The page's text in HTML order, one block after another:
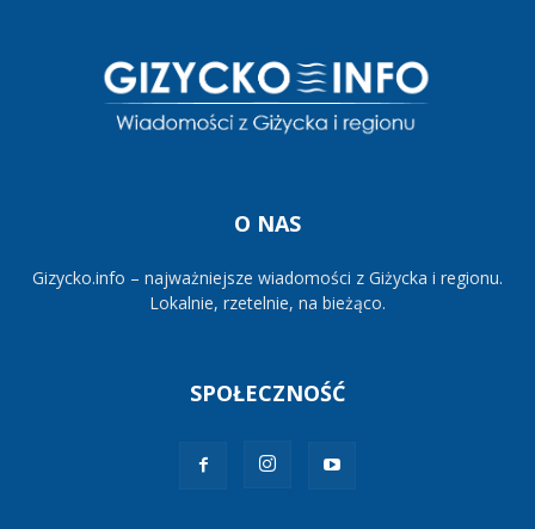
O NAS
Gizycko.info – najważniejsze wiadomości z Giżycka i regionu.
Lokalnie, rzetelnie, na bieżąco.
SPOŁECZNOŚĆ